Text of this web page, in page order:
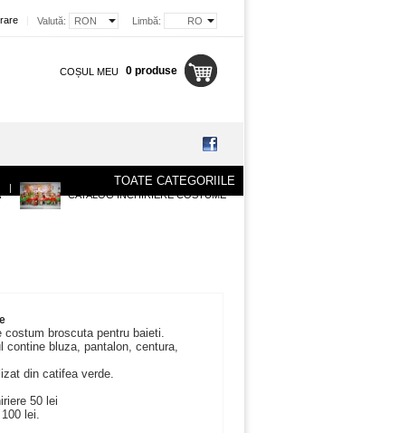
Limbă: RO
Valută: RON
COȘUL MEU 0 produse
|
CATALOG INCHIRIERE COSTUME
TOATE CATEGORIILE
costum broscuta pentru baieti.
contine bluza, pantalon, centura,
din catifea verde.
50 lei
lei.